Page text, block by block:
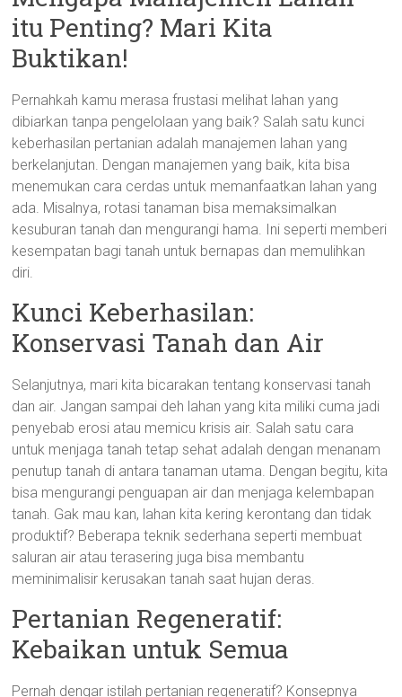
itu Penting? Mari Kita
Buktikan!
Pernahkah kamu merasa frustasi melihat lahan yang
dibiarkan tanpa pengelolaan yang baik? Salah satu kunci
keberhasilan pertanian adalah manajemen lahan yang
berkelanjutan. Dengan manajemen yang baik, kita bisa
menemukan cara cerdas untuk memanfaatkan lahan yang
ada. Misalnya, rotasi tanaman bisa memaksimalkan
kesuburan tanah dan mengurangi hama. Ini seperti memberi
kesempatan bagi tanah untuk bernapas dan memulihkan
diri.
Kunci Keberhasilan:
Konservasi Tanah dan Air
Selanjutnya, mari kita bicarakan tentang konservasi tanah
dan air. Jangan sampai deh lahan yang kita miliki cuma jadi
penyebab erosi atau memicu krisis air. Salah satu cara
untuk menjaga tanah tetap sehat adalah dengan menanam
penutup tanah di antara tanaman utama. Dengan begitu, kita
bisa mengurangi penguapan air dan menjaga kelembapan
tanah. Gak mau kan, lahan kita kering kerontang dan tidak
produktif? Beberapa teknik sederhana seperti membuat
saluran air atau terasering juga bisa membantu
meminimalisir kerusakan tanah saat hujan deras.
Pertanian Regeneratif:
Kebaikan untuk Semua
Pernah dengar istilah pertanian regeneratif? Konsepnya